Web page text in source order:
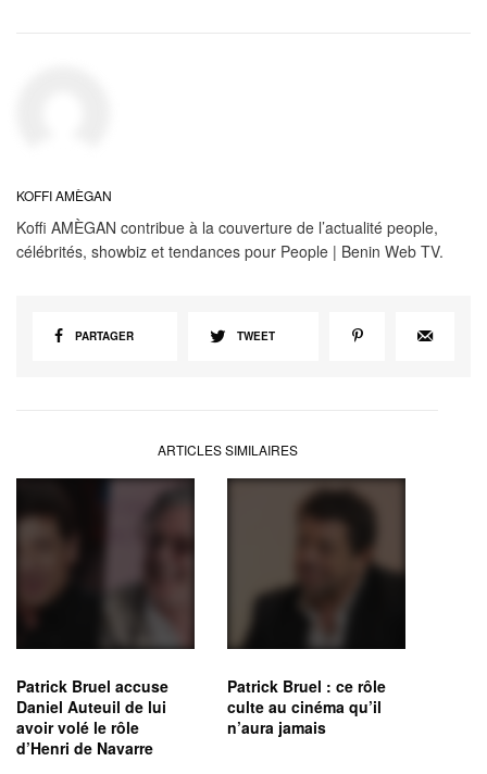
KOFFI AMÈGAN
Koffi AMÈGAN contribue à la couverture de l’actualité people,
célébrités, showbiz et tendances pour People | Benin Web TV.
PARTAGER TWEET
ARTICLES SIMILAIRES
Patrick Bruel accuse
Daniel Auteuil de lui
avoir volé le rôle
d’Henri de Navarre
Patrick Bruel : ce rôle
culte au cinéma qu’il
n’aura jamais